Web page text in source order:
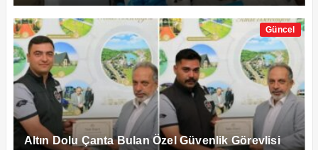
Güncel
Altın Dolu Çanta Bulan Özel Güvenlik Görevlisi